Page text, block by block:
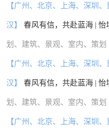
【广州、北京、上海、深圳
汉】 春风有信，共赴蓝海 |
划、建筑、景观、室内、策划
【广州、北京、上海、深圳
汉】 春风有信，共赴蓝海 |
划、建筑、景观、室内、策划
【广州、北京、上海、深圳